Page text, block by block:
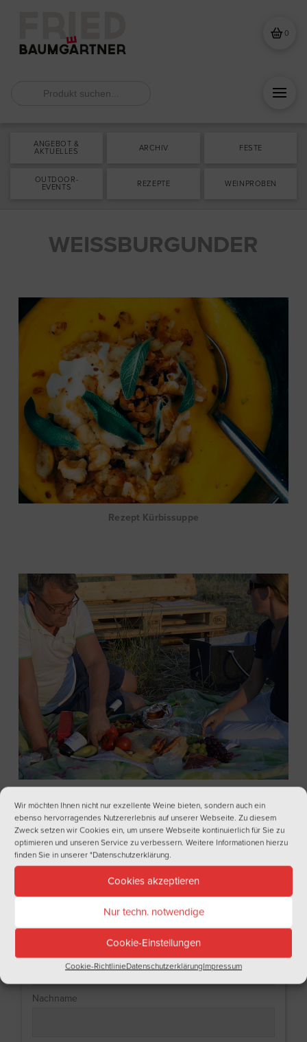
Wir möchten Ihnen nicht nur exzellente Weine bieten, sondern auch ein
ebenso hervorragendes Nutzererlebnis auf unserer Webseite. Zu diesem
Zweck setzen wir Cookies ein, um unsere Webseite kontinuierlich für Sie zu
optimieren und unseren Service zu verbessern. Weitere Informationen hierzu
finden Sie in unserer"Datenschutzerklärung.
Cookies akzeptieren
Nur techn. notwendige
Cookie-Einstellungen
Cookie-RichtlinieDatenschutzerklärungImpressum
0
ANGEBOT &
AKTUELLES ARCHIV FESTE
OUTDOOR-
EVENTS REZEPTE WEINPROBEN
WEISSBURGUNDER
Rezept Kürbissuppe
NEWSLETTER
Haben Sie Lust auf regelmäßige Informationen aus der Welt des Weins?
Nachname